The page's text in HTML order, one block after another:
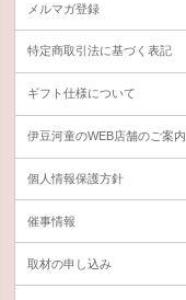
メルマガ登録
特定商取引法に基づく表記
ギフト仕様について
伊豆河童のWEB店舗のご案内
個人情報保護方針
催事情報
取材の申し込み